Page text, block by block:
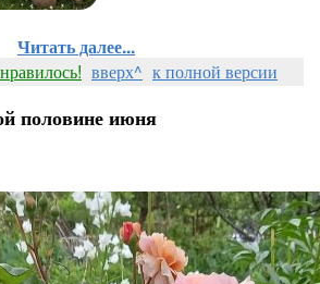
Читать далее...
вверх^ к полной версии
половине июня